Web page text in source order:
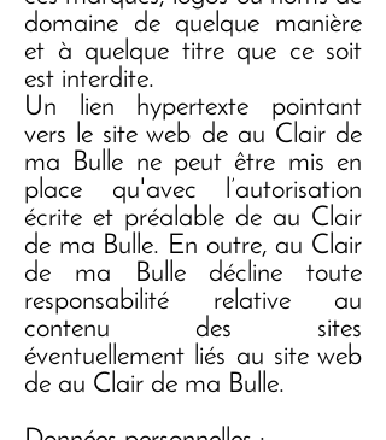
domaine de quelque manière
et à quelque titre que ce soit
est interdite.
Un lien hypertexte pointant
vers le site web de au Clair de
ma Bulle ne peut être mis en
place qu'avec l’autorisation
écrite et préalable de au Clair
de ma Bulle. En outre, au Clair
de ma Bulle décline toute
responsabilité relative au
contenu des sites
éventuellement liés au site web
de au Clair de ma Bulle.